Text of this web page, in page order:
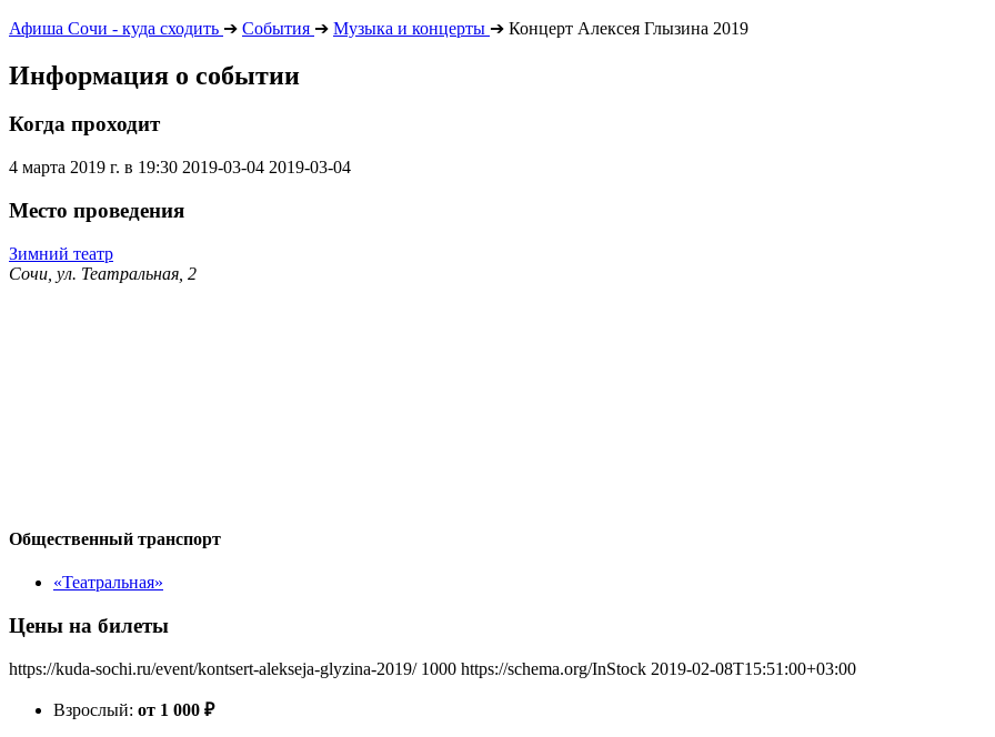
Афиша Сочи - куда сходить ➔ События ➔ Музыка и концерты ➔ Концерт Алексея Глызина 2019
Информация о событии
Когда проходит
4 марта 2019 г. в 19:30 2019-03-04 2019-03-04
Место проведения
Зимний театр
Сочи, ул. Театральная, 2
Общественный транспорт
«Театральная»
Цены на билеты
https://kuda-sochi.ru/event/kontsert-alekseja-glyzina-2019/ 1000 https://schema.org/InStock 2019-02-08T15:51:00+03:00
Взрослый: от 1 000 ₽